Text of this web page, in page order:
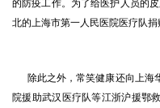
的防疫工作。为了给医护人员的
北的上海市第一人民医院医疗队捐
除此之外，常笑健康还向上海
院援助武汉医疗队等江浙沪援鄂